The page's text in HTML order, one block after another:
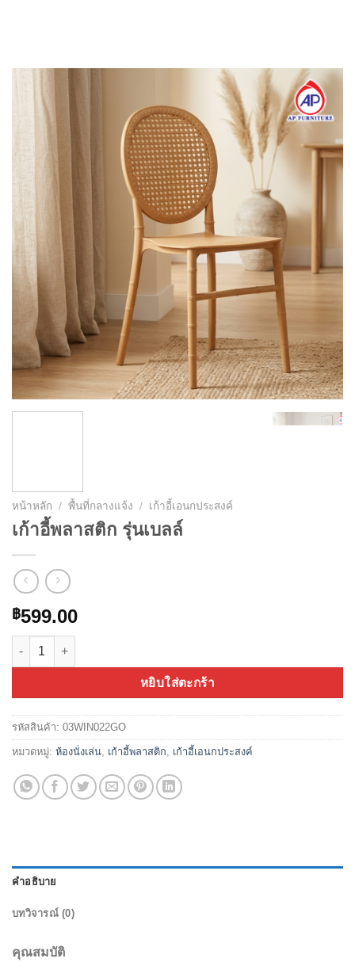
เนื้อหา
หน้าหลัก / พื้นที่กลางแจ้ง / เก้าอี้เอนกประสงค์
เก้าอี้พลาสติก รุ่นเบลล์
฿599.00
จำนวน เก้าอี้พลาสติก รุ่นเบลล์ ชิ้น
หยิบใส่ตะกร้า
รหัสสินค้า: 03WIN022GO
หมวดหมู่: ห้องนั่งเล่น เก้าอี้พลาสติก เก้าอี้เอนกประสงค์
คำอธิบาย
บทวิจารณ์ (0)
คุณสมบัติ